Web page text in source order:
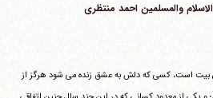
والمسلمین احمد منتظری
بیت است، کسی که دلش به عشق زنده می شود هرگز از